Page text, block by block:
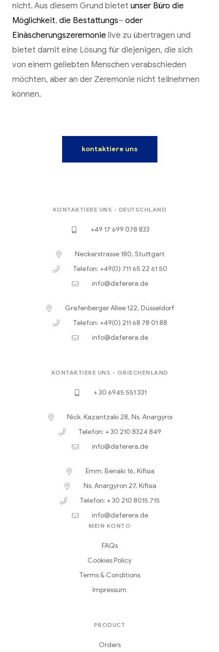
nicht.Aus diesem Grund bietet unser Büro die
Möglichkeit, die Bestattungs– oder
Einäscherungszeremonie live zu übertragen und
bietet damit eine Lösung für diejenigen, die sich
von einem geliebten Menschen verabschieden
möchten, aber an der Zeremonie nicht teilnehmen
können.
kontaktiere uns
KONTAKTIERE UNS - DEUTSCHLAND
+49 17 699 078 833
Neckarstrasse 180, Stuttgart
Telefon: +49(0) 711 65 22 61 50
info@daferera.de
Grafenberger Allee 122, Düsseldorf
Telefon: +49(0) 211 68 78 01 88
info@daferera.de
KONTAKTIERE UNS - GRIECHENLAND
+ 30 6945 551 331
Nick. Kazantzaki 28, Ns. Anargyroi
Telefon: + 30 210 8324 849
info@daferera.de
Emm. Benaki 16, Kifisia
Ns. Anargyron 27, Kifisia
Telefon: + 30 210 8015 715
info@daferera.de
MEIN KONTO
FAQs
Cookies Policy
Terms & Conditions
Impressum
PRODUCT
Orders